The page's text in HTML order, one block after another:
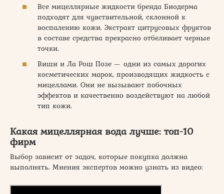
Все мицеллярные жидкости бренда Биодерма
подходят для чувствительной, склонной к
воспалению кожи. Экстракт цитрусовых фруктов
в составе средства прекрасно отбеливает черные
точки.
Виши и Ла Рош Позе — одни из самых дорогих
косметических марок, производящих жидкость с
мицеллами. Они не вызывают побочных
эффектов и качественно воздействуют на любой
тип кожи.
Какая мицеллярная вода лучше: топ-10
фирм
Выбор зависит от задач, которые покупка должна
выполнять. Мнения экспертов можно узнать из видео: